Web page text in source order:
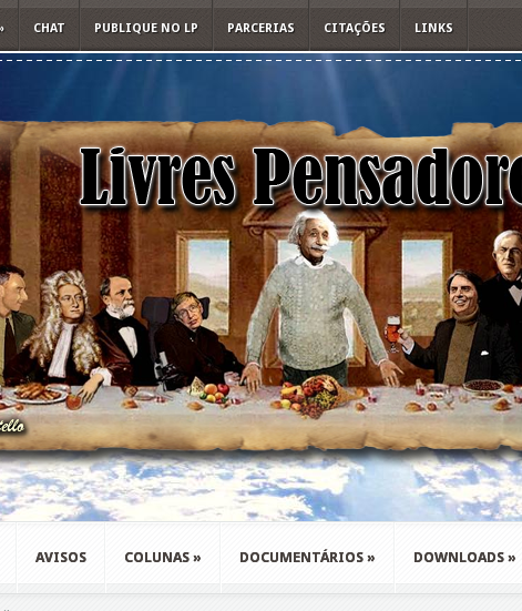
CHAT PUBLIQUE NO LP PARCERIAS CITAÇÕES LINKS
AVISOS COLUNAS » DOCUMENTÁRIOS » DOWNLOADS »